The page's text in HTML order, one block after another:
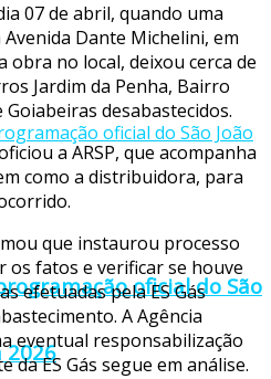
oficial do São
2026
07 de abril, quando uma
Dante Michelini, em
obra no local, deixou cerca de
Jardim da Penha, Bairro
desabastecidos.
a ARSP, que acompanha
como a distribuidora, para
que instaurou processo
os fatos e verificar se houve
efetuadas pela ES Gás
A Agência
eventual responsabilização
ES Gás segue em análise.